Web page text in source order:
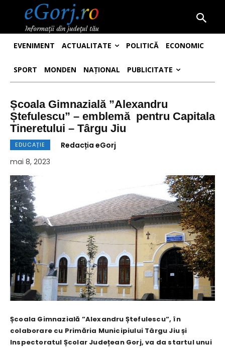
EVENIMENT ACTUALITATE POLITICĂ ECONOMIC
SPORT MONDEN NAȚIONAL PUBLICITATE
Școala Gimnazială ”Alexandru
Ștefulescu” – emblemă pentru Capitala
Tineretului – Târgu Jiu
EDUCAȚIE
Redacția eGorj
mai 8, 2023
Școala Gimnazială ”Alexandru Ștefulescu”, în
colaborare cu Primăria Municipiului Târgu Jiu și
Inspectoratul Școlar Județean Gorj, va da startul unui